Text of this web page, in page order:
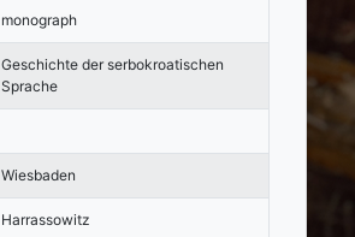
monograph
Geschichte der serbokroatischen
Sprache
Wiesbaden
Harrassowitz